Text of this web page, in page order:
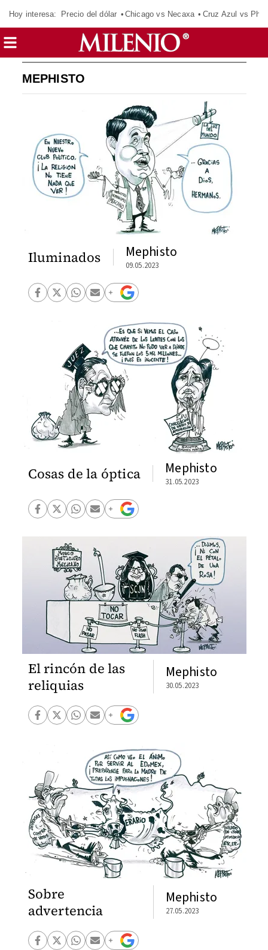
Hoy interesa: Precio del dólar Chicago vs Necaxa Cruz Azul vs
MEPHISTO
Iluminados Mephisto
09.05.2023
Cosas de la óptica Mephisto
31.05.2023
El rincón de las
reliquias
Mephisto
30.05.2023
Sobre
advertencia
Mephisto
27.05.2023